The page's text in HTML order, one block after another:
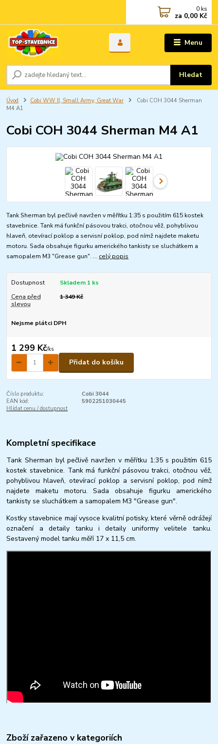
Menu
Hledat
0 ks
za 0,00 Kč
Úvod Cobi WW II, Small Army, Great War
Cobi COH 3044 Sherman
M4 A1
Cobi COH 3044 Sherman M4 A1
Tank Sherman byl pečlivě navržen v měřítku 1:35 s použitím 615 kostek
stavebnice. Tank má funkční pásovou trakci, otočnou věž, pohyblivou
hlaveň, otevírací poklop a servisní poklop, pod nímž najdete maketu
motoru. Sada obsahuje figurku amerického tankisty se sluchátkem a
samopalem M3 "Grease gun". ... celý popis
Dostupnost
Skladem 1 ks
Cena před
slevou
1 349 Kč
Nejsme plátci DPH
1 299 Kč/ks
Přidat do košíku
Číslo produktu:
Cobi 3044
EAN kód:
5902251030445
Hlídat cenu / dostupnost
Kompletní specifikace
Tank Sherman byl pečlivě navržen v měřítku 1:35 s použitím 615
kostek stavebnice. Tank má funkční pásovou trakci, otočnou věž,
pohyblivou hlaveň, otevírací poklop a servisní poklop, pod nímž
najdete maketu motoru. Sada obsahuje figurku amerického
tankisty se sluchátkem a samopalem M3 "Grease gun".
Kostky stavebnice mají vysoce kvalitní potisky, které věrně odrážejí
označení a detaily tanku i detaily uniformy velitele tanku.
Sestavený model tanku měří 17 x 11,5 cm.
Zboží zařazeno v kategoriích